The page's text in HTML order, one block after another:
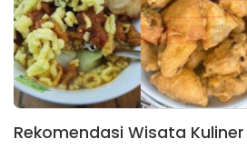
Rekomendasi Wisata